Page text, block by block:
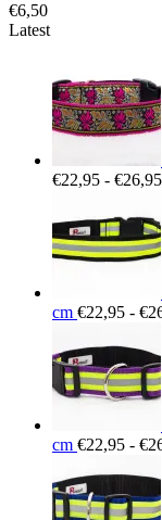
€6,50
Latest
€22,95 - €26,95
cm €22,95 - €
cm €22,95 - €